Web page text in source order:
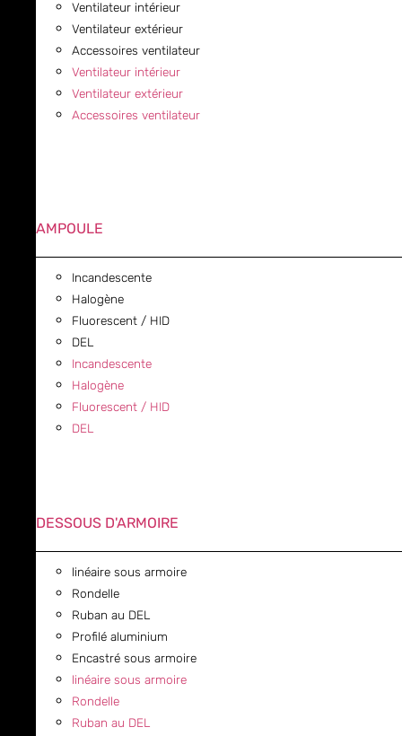
Ventilateur intérieur
Ventilateur extérieur
Accessoires ventilateur
Ventilateur intérieur
Ventilateur extérieur
Accessoires ventilateur
AMPOULE
Incandescente
Halogène
Fluorescent / HID
DEL
Incandescente
Halogène
Fluorescent / HID
DEL
DESSOUS D'ARMOIRE
linéaire sous armoire
Rondelle
Ruban au DEL
Profilé aluminium
Encastré sous armoire
linéaire sous armoire
Rondelle
Ruban au DEL